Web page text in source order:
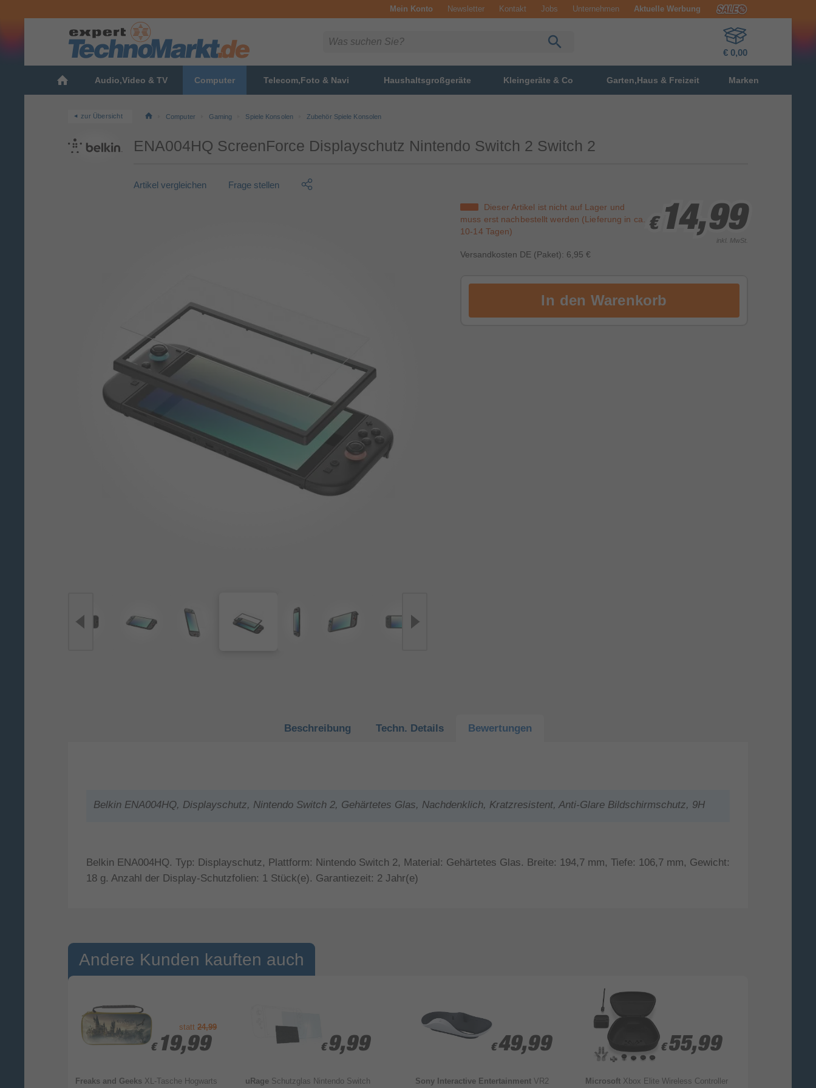
Mein Konto Newsletter Kontakt Jobs Unternehmen Aktuelle Werbung
€ 0,00
Audio,Video & TV Computer Telecom,Foto & Navi Haushaltsgroßgeräte Kleingeräte & Co Garten,Haus & Freizeit Marken
zur Übersicht Computer Gaming Spiele Konsolen Zubehör Spiele Konsolen
ENA004HQ ScreenForce Displayschutz Nintendo Switch 2 Switch 2
Artikel vergleichen Frage stellen
Dieser Artikel ist nicht auf Lager und
muss erst nachbestellt werden (Lieferung in ca.
10-14 Tagen)
Versandkosten DE (Paket): 6,95 €
€14,99
€14,99
€14,99
inkl. MwSt.
Beschreibung Techn. Details Bewertungen
Belkin ENA004HQ, Displayschutz, Nintendo Switch 2, Gehärtetes Glas, Nachdenklich, Kratzresistent, Anti-Glare Bildschirmschutz, 9H
Belkin ENA004HQ. Typ: Displayschutz, Plattform: Nintendo Switch 2, Material: Gehärtetes Glas. Breite: 194,7 mm, Tiefe: 106,7 mm, Gewicht:
18 g. Anzahl der Display-Schutzfolien: 1 Stück(e). Garantiezeit: 2 Jahr(e)
Andere Kunden kauften auch
statt24,99
€ 19,99
€ 19,99
Freaks and Geeks XL-Tasche Hogwarts
€ 9,99
€ 9,99
uRage Schutzglas Nintendo Switch
€ 49,99
€ 49,99
Sony Interactive Entertainment VR2
€ 55,99
€ 55,99
Microsoft Xbox Elite Wireless Controller